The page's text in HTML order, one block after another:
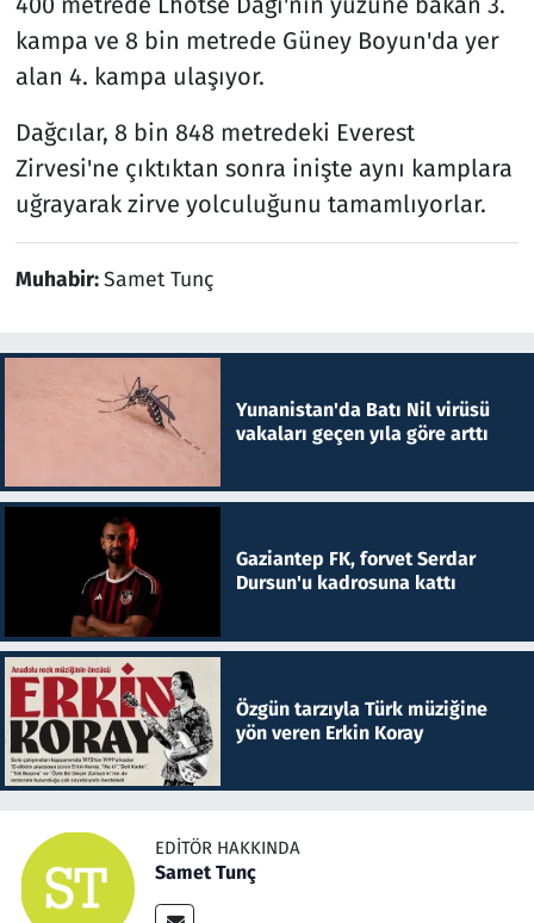
kampa ve 8 bin metrede Güney Boyun'da yer
alan 4. kampa ulaşıyor.
Dağcılar, 8 bin 848 metredeki Everest
Zirvesi'ne çıktıktan sonra inişte aynı kamplara
uğrayarak zirve yolculuğunu tamamlıyorlar.
Muhabir:Samet Tunç
Yunanistan'da Batı Nil virüsü
vakaları geçen yıla göre arttı
Gaziantep FK, forvet Serdar
Dursun'u kadrosuna kattı
Özgün tarzıyla Türk müziğine
yön veren Erkin Koray
EDITÖR HAKKINDA
Samet Tunç